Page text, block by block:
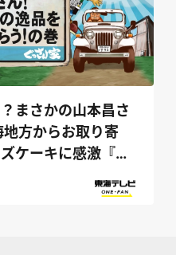
まさかの山本昌さ
方からお取り寄
ケーキに感激『ぐ